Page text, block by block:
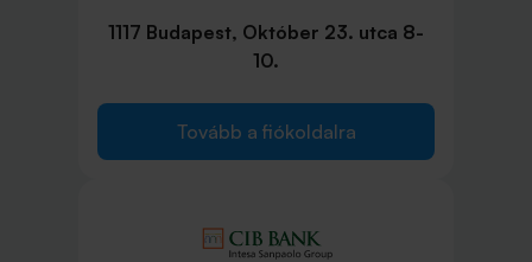
1117 Budapest, Október 23. utca 8-
10.
Tovább a fiókoldalra